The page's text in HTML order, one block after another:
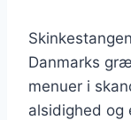
Danmarks
menuer i
alsidighed og